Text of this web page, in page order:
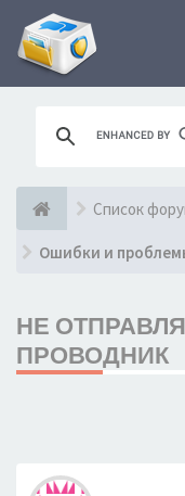
Список
Ошибки и
НЕ
ПРОВОДНИК